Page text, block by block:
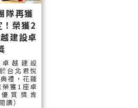
隊再獲
！榮獲2
建設卓
卓越建設
台北君悅
禮，花蓮
獲1座卓
質獎肯
讀）